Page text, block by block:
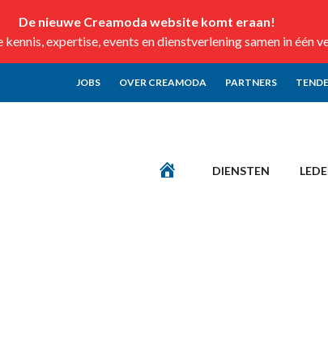
De nieuwe Creamoda website komt eraan!
expertise, events en dienstverlening samen in één
JOBS OVER CREAMODA PARTNERS
DIENSTEN